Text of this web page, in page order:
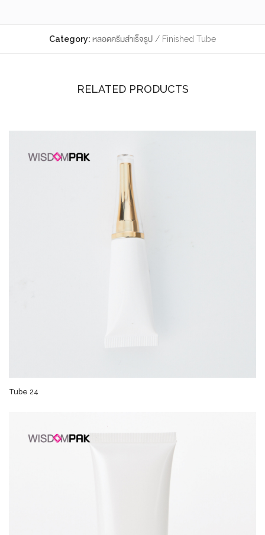
Category: หลอดครีมสำเร็จรูป / Finished Tube
RELATED PRODUCTS
Tube 24